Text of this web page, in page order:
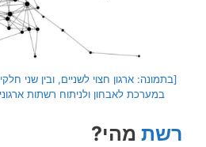
[בתמונה: ארגון חצוי לשניים, ובין שני
במערכת לאבחון ולניתוח רשתות
רשת מהי?